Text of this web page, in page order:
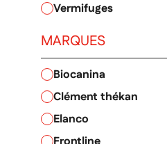
vermifuges
MARQUES
biocanina
clément thékan
elanco